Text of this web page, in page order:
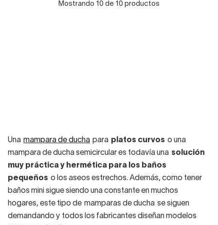
Mostrando 10 de 10 productos
Una mampara de ducha para platos curvos o una
mampara de ducha semicircular es todavía una solución
muy práctica y hermética para los baños
pequeños o los aseos estrechos. Además, como tener
baños mini sigue siendo una constante en muchos
hogares, este tipo de mamparas de ducha se siguen
demandando y todos los fabricantes diseñan modelos